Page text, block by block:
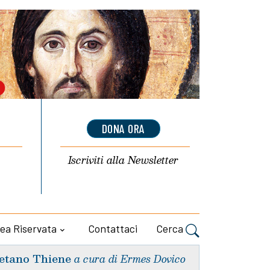
DONA ORA
Iscriviti allaNewsletter
Riservata Contattaci Cerca
Thiene a cura di Ermes Dovico